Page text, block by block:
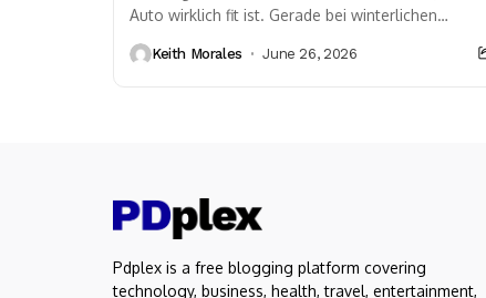
Auto wirklich fit ist. Gerade bei winterlichen
eines Suzuki...
Keith Morales June 26, 2026
Pdplex is a free blogging platform covering
technology, business, health, travel, entertainment,